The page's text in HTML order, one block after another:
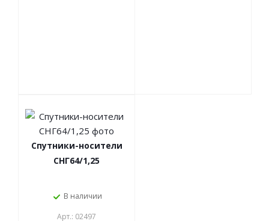
Спутники-носители
СНГ64/1,25
В наличии
Арт.: 02497